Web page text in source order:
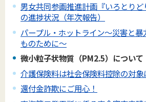
男女共同参画推進計画『いろとりど
の進捗状況（年次報告）
パープル・ホットライン～災害と
ものために～
微小粒子状物質（PM2.5）について
介護保険料は社会保険料控除の対
還付金詐欺にご用心！